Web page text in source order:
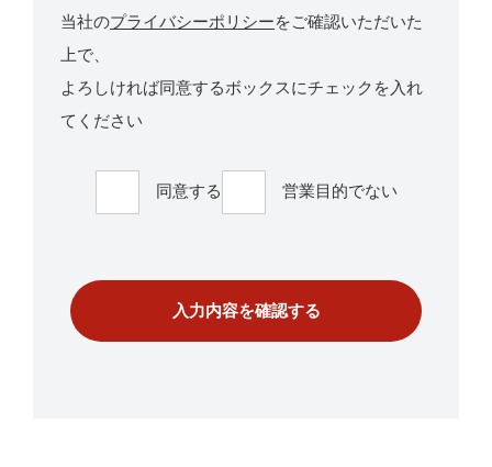
当社のプライバシーポリシーをご確認いただいた
上で、
よろしければ同意するボックスにチェックを入れ
てください
同意する 営業目的でない